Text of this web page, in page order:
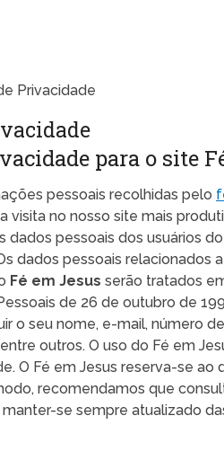
Privacidade
para o site
pessoais recolhidas pelo
visita no nosso site mais
dados pessoais dos usuários
dados pessoais relacionados
Fé em Jesus serão tratados
de 26 de outubro de
o seu nome, e-mail, número
outros. O uso do Fé em
O Fé em Jesus reserva-se
recomendamos que
se sempre atualizado